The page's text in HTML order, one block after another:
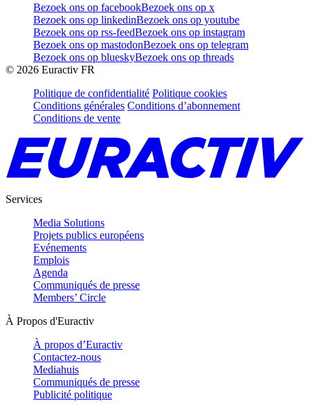
Bezoek ons op facebookBezoek ons op x
Bezoek ons op linkedinBezoek ons op youtube
Bezoek ons op rss-feedBezoek ons op instagram
Bezoek ons op mastodonBezoek ons op telegram
Bezoek ons op blueskyBezoek ons op threads
© 2026 Euractiv FR
Politique de confidentialité Politique cookies
Conditions générales Conditions d’abonnement
Conditions de vente
Services
Media Solutions
Projets publics européens
Evénements
Emplois
Agenda
Communiqués de presse
Members’ Circle
À Propos d'Euractiv
À propos d’Euractiv
Contactez-nous
Mediahuis
Communiqués de presse
Publicité politique